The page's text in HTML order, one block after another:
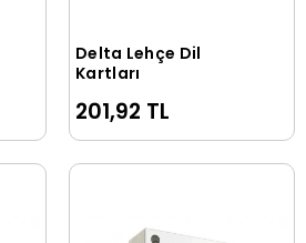
Sepete Ekle
Delta Lehçe Dil
Kartları
201,92 TL